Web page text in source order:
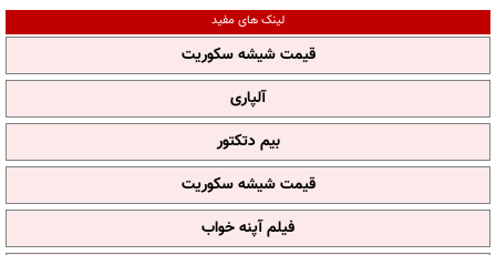
لینک های مفید
قیمت شیشه سکوریت
آلپاری
بیم دتکتور
قیمت شیشه سکوریت
فیلم آپنه خواب